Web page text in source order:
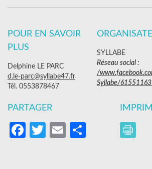
POUR EN SAVOIR
PLUS
Delphine LE PARC
d.le-parc@syllabe47.fr
Tél. 0553878467
SYLLABE
Réseau social :
/
Syllabe/
PARTAGER
Facebook
Twitter
EmailPartager